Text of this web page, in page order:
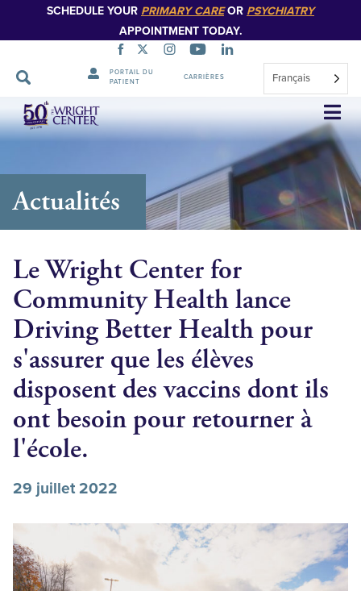
SCHEDULE YOUR PRIMARY CAREOR PSYCHIATRY
APPOINTMENT TODAY.
PORTAIL DU
PATIENT
CARRIÈRES Français
Sauter
la
navigation
Actualités
Le Wright Center for
Community Health lance
Driving Better Health pour
s'assurer que les élèves
disposent des vaccins dont ils
ont besoin pour retourner à
l'école.
29 juillet 2022